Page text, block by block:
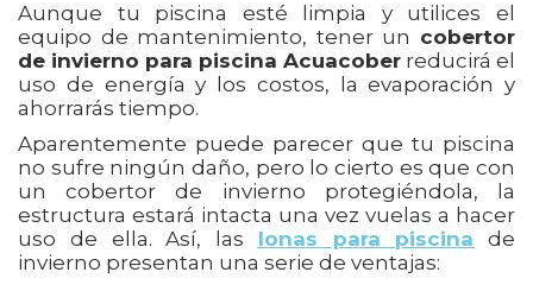
Aunque tu piscina esté limpia y utilices el
equipo de mantenimiento, tener un cobertor
de invierno para piscina Acuacober reducirá el
uso de energía y los costos, la evaporación y
ahorrarás tiempo.
Aparentemente puede parecer que tu piscina
no sufre ningún daño, pero lo cierto es que con
un cobertor de invierno protegiéndola, la
estructura estará intacta una vez vuelas a hacer
uso de ella. Así, las lonas para piscina de
invierno presentan una serie de ventajas: